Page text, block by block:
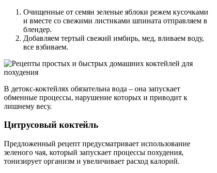
Очищенные от семян зеленые яблоки режем кусочками
и вместе со свежими листиками шпината отправляем в
блендер.
Добавляем тертый свежий имбирь, мед, вливаем воду,
все взбиваем.
В детокс-коктейлях обязательна вода – она запускает
обменные процессы, нарушение которых и приводит к
лишнему весу.
Цитрусовый коктейль
Предложенный рецепт предусматривает использование
зеленого чая, который запускает процессы похудения,
тонизирует организм и увеличивает расход калорий.